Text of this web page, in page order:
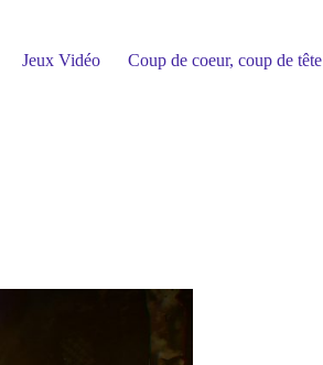
Jeux Vidéo Coup de coeur, coup de tête